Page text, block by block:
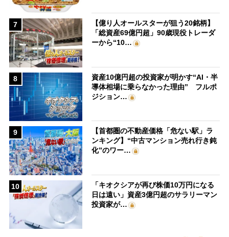
7
【億り人オールスターが狙う20銘柄】
「総資産69億円超」90歳現役トレーダ
ーから“10…
8
資産10億円超の投資家が明かす“AI・半
導体相場に乗らなかった理由” フルポ
ジション…
9
【首都圏の不動産価格「危ない駅」ラ
ンキング】“中古マンション売れ行き鈍
化”のワー…
10
「キオクシアが再び株価10万円になる
日は遠い」資産3億円超のサラリーマン
投資家が…